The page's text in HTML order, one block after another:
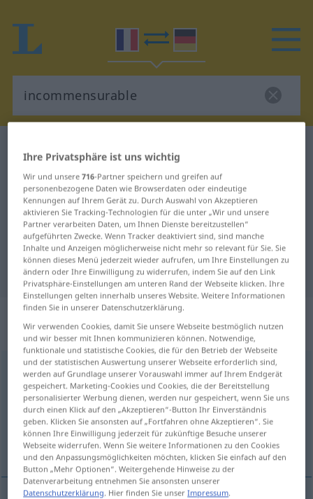
incommensurable
Französisch-Deutsch Übersetzung
für "incommensurable"
"incommensurable" Deutsch
Übersetzung
„incommensurable“
(qualificatif)
incommensurable [ɛ̃kɔmɑ̃syʀabl]adj
Übersicht aller Übersetzungen
(Für mehr Details die Übersetzung anklicken/antippen)
inkommensurabel maßlos
Ihre Privatsphäre ist uns wichtig
Wir und unsere716-Partner speichern und greifen auf
personenbezogene Daten wie Browserdaten oder eindeutige
Kennungen auf Ihrem Gerät zu. Durch Auswahl von Akzeptieren
aktivieren Sie Tracking-Technologien für die unter „Wir und unsere
Partner verarbeiten Daten, um Ihnen Dienste bereitzustellen“
aufgeführten Zwecke. Wenn Tracker deaktiviert sind, sind manche
Inhalte und Anzeigen möglicherweise nicht mehr so relevant für Sie. Sie
können dieses Menü jederzeit wieder aufrufen, um Ihre Einstellungen zu
ändern oder Ihre Einwilligung zu widerrufen, indem Sie auf den Link
Privatsphäre-Einstellungen am unteren Rand der Webseite klicken. Ihre
Einstellungen gelten innerhalb unseres Website. Weitere Informationen
finden Sie in unserer Datenschutzerklärung.
Wir verwenden Cookies, damit Sie unsere Webseite bestmöglich nutzen
und wir besser mit Ihnen kommunizieren können. Notwendige,
funktionale und statistische Cookies, die für den Betrieb der Webseite
und der statistischen Auswertung unserer Webseite erforderlich sind,
werden auf Grundlage unserer Vorauswahl immer auf Ihrem Endgerät
gespeichert. Marketing-Cookies und Cookies, die der Bereitstellung
personalisierter Werbung dienen, werden nur gespeichert, wenn Sie uns
durch einen Klick auf den „Akzeptieren“-Button Ihr Einverständnis
geben. Klicken Sie ansonsten auf „Fortfahren ohne Akzeptieren“. Sie
können Ihre Einwilligung jederzeit für zukünftige Besuche unserer
Webseite widerrufen. Wenn Sie weitere Informationen zu den Cookies
und den Anpassungsmöglichkeiten möchten, klicken Sie einfach auf den
Button „Mehr Optionen“. Weitergehende Hinweise zu der
Datenverarbeitung entnehmen Sie ansonsten unserer
Datenschutzerklärung. Hier finden Sie unserImpressum.